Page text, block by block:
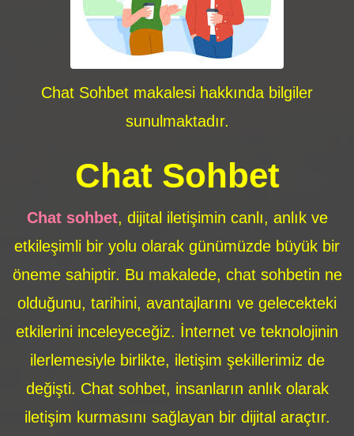
Chat Sohbet makalesi hakkında bilgiler
sunulmaktadır.
Chat Sohbet
Chat sohbet, dijital iletişimin canlı, anlık ve
etkileşimli bir yolu olarak günümüzde büyük bir
öneme sahiptir. Bu makalede, chat sohbetin ne
olduğunu, tarihini, avantajlarını ve gelecekteki
etkilerini inceleyeceğiz. İnternet ve teknolojinin
ilerlemesiyle birlikte, iletişim şekillerimiz de
değişti. Chat sohbet, insanların anlık olarak
iletişim kurmasını sağlayan bir dijital araçtır.